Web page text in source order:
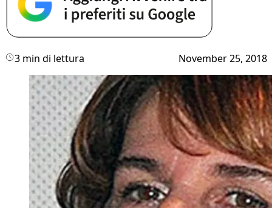
3 min di lettura November 25, 2018